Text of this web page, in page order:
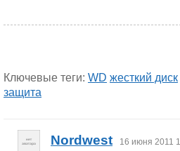
Ключевые теги: WD жесткий диск
защита
Nordwest 16 июня 2011